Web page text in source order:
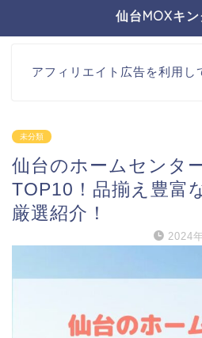
仙台MOXキ
アフィリエイト広告を利用し
未分類
仙台のホームセンタ
TOP10！品揃え豊富
厳選紹介！
2024